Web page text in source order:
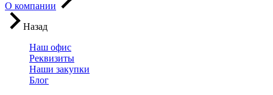
О компании
Назад
Наш офис
Реквизиты
Наши закупки
Блог